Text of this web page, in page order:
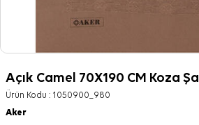
Açık Camel 70X190 CM Koza Şal
Ürün Kodu : 1050900_980
Aker